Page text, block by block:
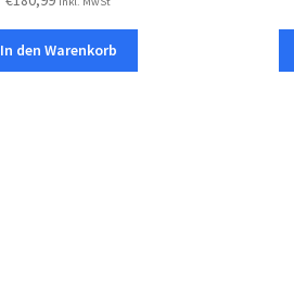
mit4.08
von 5
In den Warenkorb